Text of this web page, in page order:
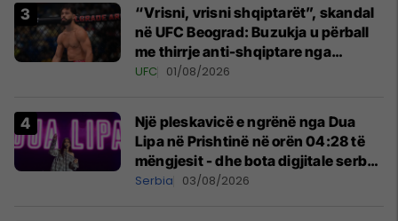
“Vrisni, vrisni shqiptarët”, skandal
në UFC Beograd: Buzukja u përball
me thirrje anti-shqiptare nga
tribunat
UFC 01/08/2026
Një pleskavicë e ngrënë nga Dua
Lipa në Prishtinë në orën 04:28 të
mëngjesit - dhe bota digjitale serbe
shpall gjendjen e luftës
Serbia 03/08/2026